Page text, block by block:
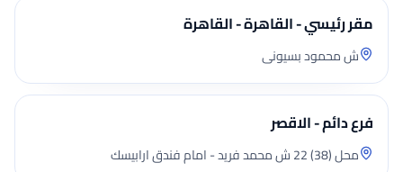
مقر رئيسي - القاهرة - القاهرة
ش محمود بسيونى
فرع دائم - الاقصر
محل (38) 22 ش محمد فريد - امام فندق ارابيسك